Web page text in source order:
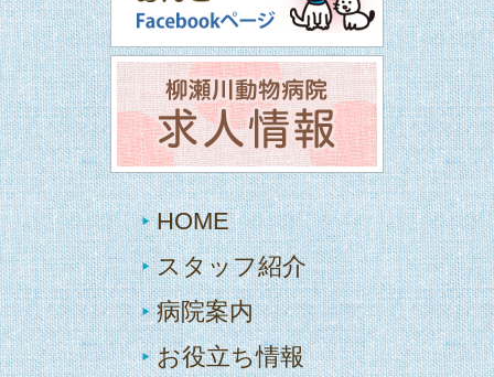
HOME
スタッフ紹介
病院案内
お役立ち情報